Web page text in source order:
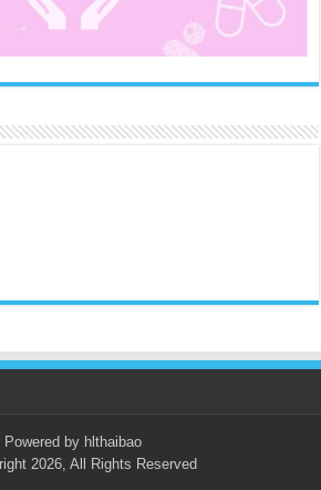
Powered by hlthaibao
2026, All Rights Reserved